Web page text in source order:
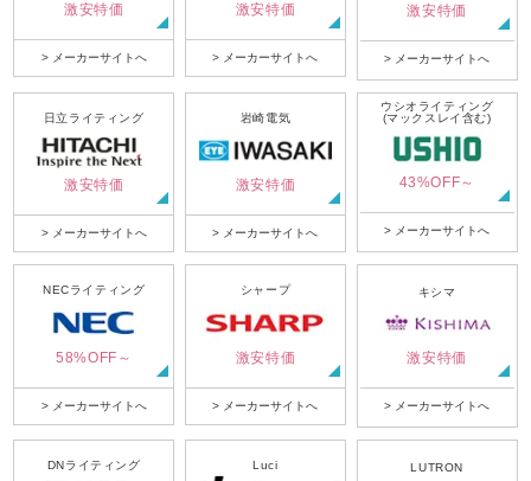
激安特価
> メーカーサイトへ
激安特価
> メーカーサイトへ
激安特価
> メーカーサイトへ
日立ライティング
激安特価
> メーカーサイトへ
岩崎電気
激安特価
> メーカーサイトへ
ウシオライティング
(マックスレイ含む)
43%OFF～
> メーカーサイトへ
NECライティング
58%OFF～
> メーカーサイトへ
シャープ
激安特価
> メーカーサイトへ
キシマ
激安特価
> メーカーサイトへ
DNライティング Luci LUTRON